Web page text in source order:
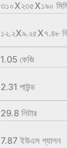
৩১০X২৩৫X১৯০
১২.২X৯.২৫X৭.৪৮
1.05 কেজি
2.31 পাউন্ড
29.8 লিটার
7.87 ইউএস গ্যালন